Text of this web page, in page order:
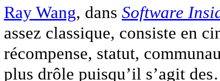
Ray Wang, dans Software
assez classique, consiste en
récompense, statut,
plus drôle puisqu’il s’agit